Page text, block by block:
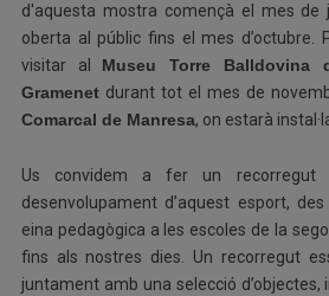
d'aquesta mostra començà el mes de
oberta al públic fins el mes d’octubre.
visitar al Museu Torre Balldovina
Gramenetdurant tot el mes de
Comarcal de Manresa, on estarà
Us convidem a fer un
desenvolupament d’aquest esport,
eina pedagògica a les escoles de la
fins als nostres dies. Un recorregut
juntament amb una selecció